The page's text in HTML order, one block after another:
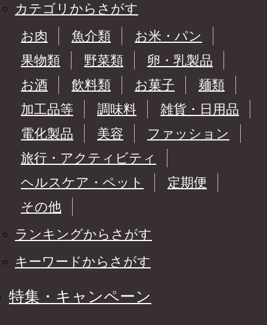
カテゴリからさがす
お肉
魚介類
お米・パン
果物類
野菜類
卵・乳製品
お酒
飲料類 お菓子
麺類
加工品等
調味料
雑貨・日用品
電化製品
美容
ファッション
旅行・アクティビティ
ヘルスケア・ペット
定期便
その他
ランキングからさがす
キーワードからさがす
特集・キャンペーン